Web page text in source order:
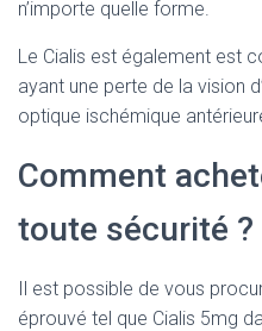
n’importe quelle forme.
Le Cialis est également est
ayant une perte de la vision
optique ischémique
Comment
toute sécurité ?
Il est possible de vous
éprouvé tel que Cialis 5mg